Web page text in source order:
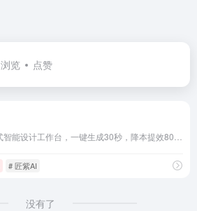
浏览 点赞
# 匠紫AI
没有了